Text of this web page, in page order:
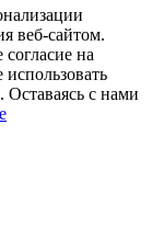
веб-сайтом.
на
Оставаясь с нами